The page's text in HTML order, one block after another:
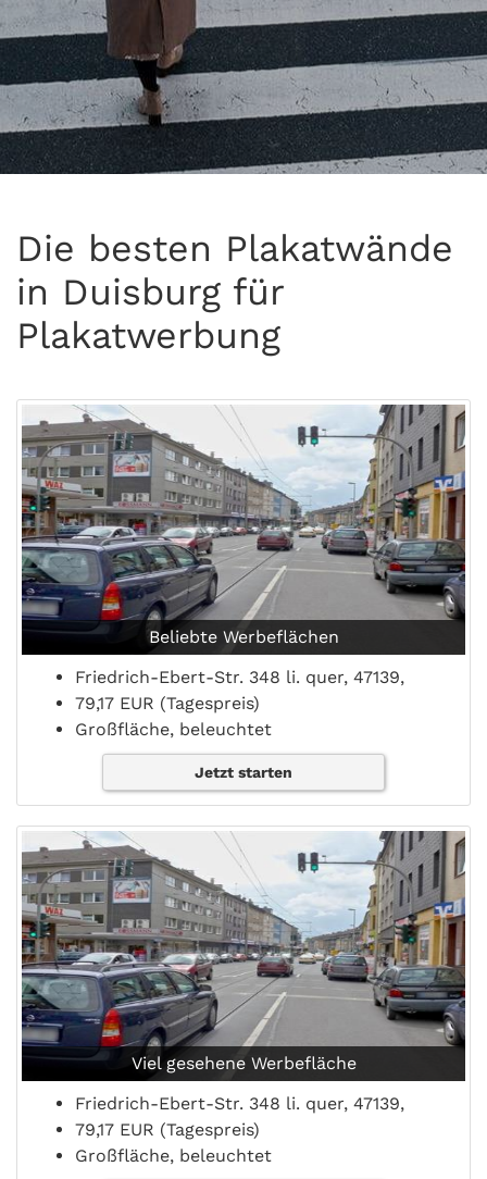
Die besten Plakatwände
in Duisburg für
Plakatwerbung
Beliebte Werbeflächen
Friedrich-Ebert-Str. 348 li. quer, 47139,
79,17 EUR (Tagespreis)
Großfläche, beleuchtet
Jetzt starten
Viel gesehene Werbefläche
Friedrich-Ebert-Str. 348 li. quer, 47139,
79,17 EUR (Tagespreis)
Großfläche, beleuchtet